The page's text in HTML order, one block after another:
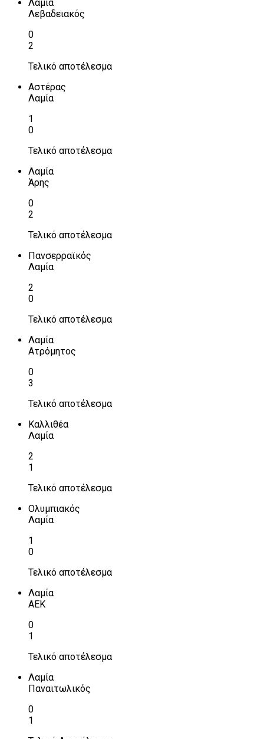
Λαμία
Λεβαδειακός
0
2
Τελικό αποτέλεσμα
Αστέρας
Λαμία
1
0
Τελικό αποτέλεσμα
Λαμία
Άρης
0
2
Τελικό αποτέλεσμα
Πανσερραϊκός
Λαμία
2
0
Τελικό αποτέλεσμα
Λαμία
Ατρόμητος
0
3
Τελικό αποτέλεσμα
Καλλιθέα
Λαμία
2
1
Τελικό αποτέλεσμα
Ολυμπιακός
Λαμία
1
0
Τελικό αποτέλεσμα
Λαμία
ΑΕΚ
0
1
Τελικό αποτέλεσμα
Λαμία
Παναιτωλικός
0
1